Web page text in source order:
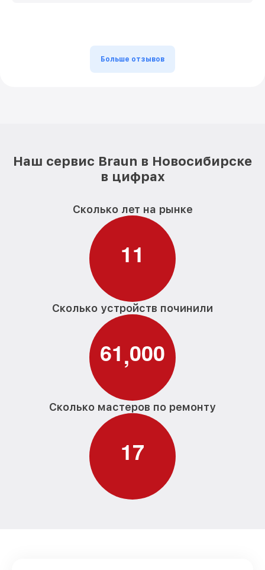
Больше отзывов
Наш сервис Braun в Новосибирске
в цифрах
Сколько лет на рынке
11
Сколько устройств починили
61,000
Сколько мастеров по ремонту
17